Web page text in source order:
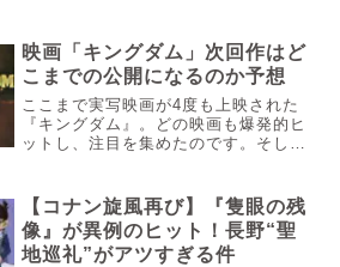
の血族』本作は、約30年ぶりの長編
2D劇場アニメとして制作され、監督・
小池健×脚本・高橋悠也のコンビが放
つ濃密でハードボイルドな物語が展開
されます。この記事では、作品の注目
ポイントを5つの視点から丁寧に紐解
映画「キングダム」次回作はど
こまでの公開になるのか予想
ここまで実写映画が4度も上映された
『キングダム』。どの映画も爆発的ヒ
ットし、注目を集めたのです。そして
気になる人はいるんじゃないでしょう
か。なので今回は映画『キングダム』
の...
【コナン旋風再び】『隻眼の残
像』が異例のヒット！長野“聖
地巡礼”がアツすぎる件